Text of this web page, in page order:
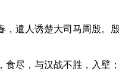
人诱楚大司马周殷。殷
尽，与汉战不胜，入壁